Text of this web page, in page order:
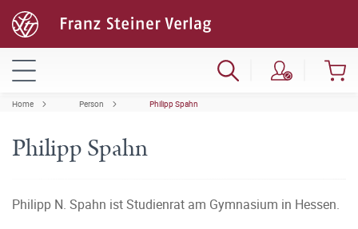
Home Person Philipp Spahn
Philipp Spahn
Philipp N. Spahn ist Studienrat am Gymnasium in Hessen.